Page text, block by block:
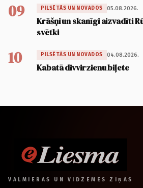
09 PILSĒTĀS UN NOVADOS 05.08.2026.
Krāšņi un skanīgi aizvadīti
svētki
10 PILSĒTĀS UN NOVADOS 04.08.2026.
Kabatā divvirzienu biļete
VALMIERAS UN VIDZEMES ZIŅAS